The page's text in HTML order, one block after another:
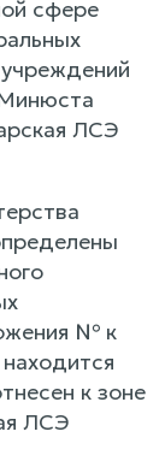
сфере
ЛСЭ
№ к
к зоне
ЛСЭ